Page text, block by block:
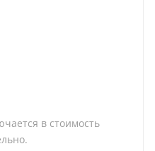
в стоимость